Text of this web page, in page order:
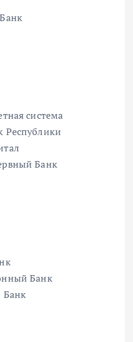
система
Республики
Банк
Банк
Банк